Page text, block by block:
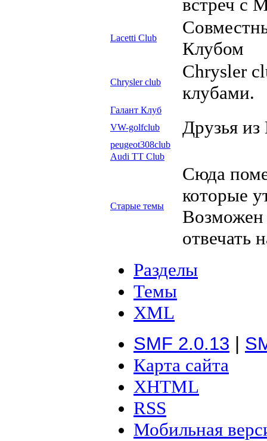
встреч с
Lacetti Club
Клубом
Сhrysler club
Сhrysler
клубами.
Галант Клуб
VW-golfclub
Друзья из
peugeot308club
Audi TT Club
Старые темы
Сюда
которые
Возможен
отвечать
Разделы
Темы
XML
SMF 2.0.13
Карта сайта
XHTML
RSS
Мобильная